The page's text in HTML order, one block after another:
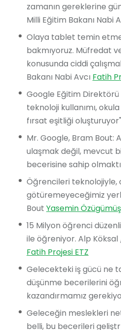
zamanın gereklerine
Milli Eğitim Bakanı Nabi
Olaya tablet temin
bakmıyoruz. Müfredat
konusunda ciddi
Bakanı Nabi Avcı Fatih
Google Eğitim
teknoloji kullanımı,
fırsat eşitliği oluşturuyor"
Mr. Google, Bram Bout:
ulaşmak değil, mevcut
becerisine sahip
Öğrencileri teknolojiyle,
götüremeyeceğimiz
Bout Yasemin Özügümüş
15 Milyon öğrenci
ile öğreniyor. Alp
Fatih Projesi ETZ
Gelecekteki iş gücü ne
düşünme becerilerini
kazandırmamız
Geleceğin meslekleri
belli, bu becerileri